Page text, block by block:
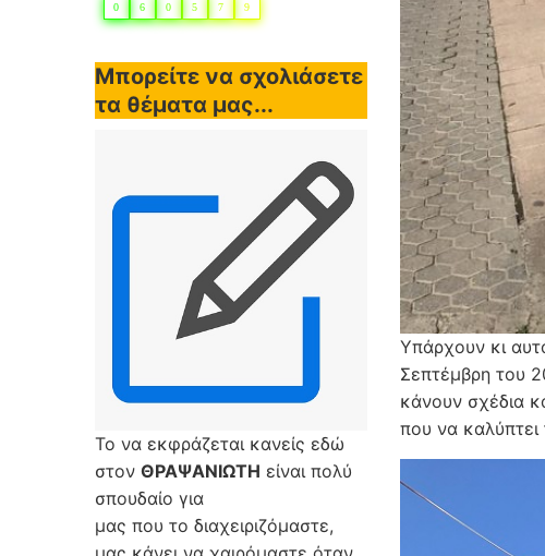
0 6 0 5 7 9
Μπορείτε να σχολιάσετε
τα θέματα μας...
Το να εκφράζεται κανείς εδώ
στον ΘΡΑΨΑΝΙΩΤΗ είναι πολύ
σπουδαίο για
μας που το διαχειριζόμαστε,
Υπάρχουν κι
Σεπτέμβρη του
κάνουν σχέδια
που να καλύπτει